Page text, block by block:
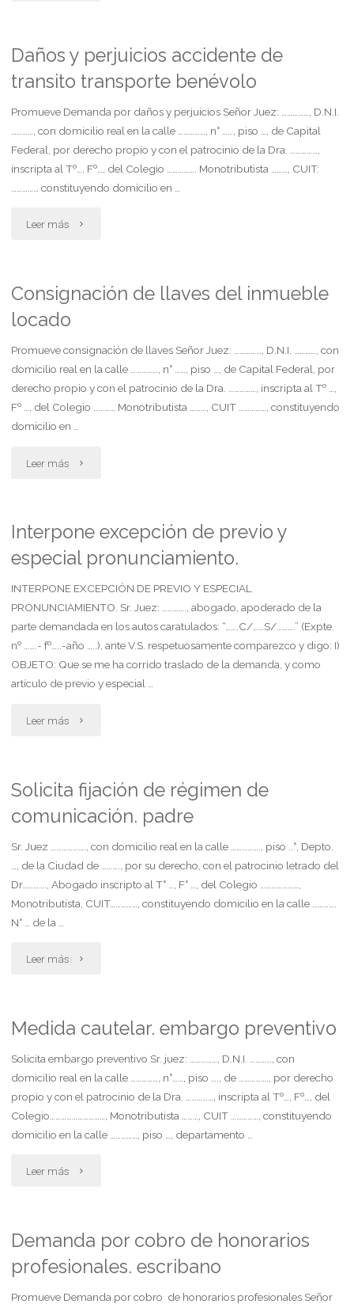
falta
de
de
Daños y perjuicios accidente de
transito transporte benévolo
Promueve Demanda por daños y perjuicios Señor Juez: ……………, D.N.I.
…………, con domicilio real en la calle ……………, n° ……, piso …, de Capital
Federal, por derecho propio y con el patrocinio de la Dra. ……………,
inscripta al Tº…, Fº…, del Colegio ……………. Monotributista ………, CUIT:
…………… constituyendo domicilio en …
Leer más "Daños
perjuicios
de
transporte
Consignación de llaves del inmueble
locado
Promueve consignación de llaves Señor Juez: ……………, D.N.I. …………, con
domicilio real en la calle ……………, n° ……, piso …, de Capital Federal, por
derecho propio y con el patrocinio de la Dra. ……………, inscripta al Tº …,
Fº …, del Colegio ………… Monotributista ………, CUIT ……………, constituyendo
domicilio en …
Leer más "Consignación
del
inmueble
locado"
Interpone excepción de previo y
especial pronunciamiento.
INTERPONE EXCEPCIÓN DE PREVIO Y ESPECIAL
PRONUNCIAMIENTO. Sr. Juez: …………., abogado, apoderado de la
parte demandada en los autos caratulados: “…….C/……S/……….” (Expte.
nº …….- fº…..-año …..), ante V.S. respetuosamente comparezco y digo: I)
OBJETO: Que se me ha corrido traslado de la demanda, y como
artículo de previo y especial …
Leer más "Interpone
de
previo
pronunciamiento."
Solicita fijación de régimen de
comunicación. padre
Sr. Juez ………………., con domicilio real en la calle ……………., piso ..°, Depto.
…, de la Ciudad de ………., por su derecho, con el patrocinio letrado del
Dr…………., Abogado inscripto al T° …, F° …, del Colegio …………………,
Monotributista, CUIT……………, constituyendo domicilio en la calle ………….
N° … de la …
Leer más "Solicita
de
comunicación.
Medida cautelar. embargo preventivo
Solicita embargo preventivo Sr. juez: ……………, D.N.I. …………, con
domicilio real en la calle ……………, n°……, piso …., de ……………., por derecho
propio y con el patrocinio de la Dra. ……………, inscripta al Tº…, Fº…, del
Colegio…………………………, Monotributista ………, CUIT ……………, constituyendo
domicilio en la calle ……………, piso …, departamento …
Leer más "Medida
embargo
preventivo"
Demanda por cobro de honorarios
profesionales. escribano
Promueve Demanda por cobro de honorarios profesionales Señor